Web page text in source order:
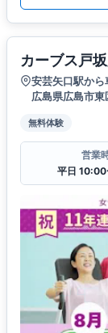
カーブス戸
安芸矢口駅から
広島県広島市
無料体験
営業
平日